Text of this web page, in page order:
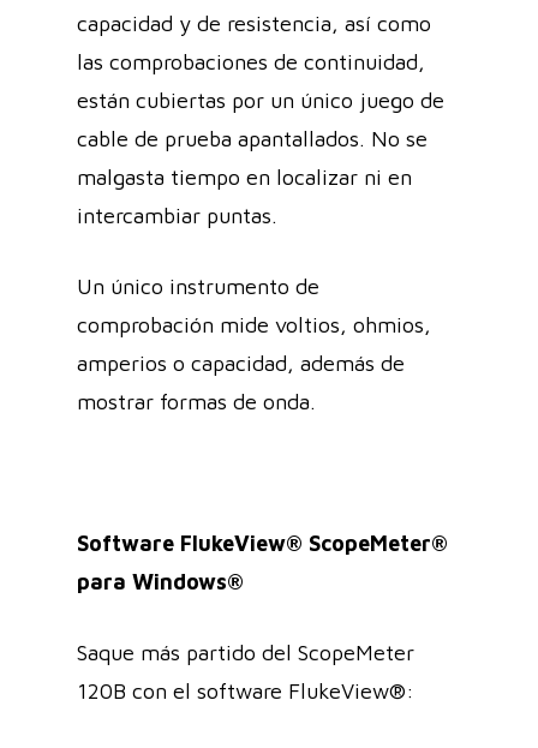
capacidad y de resistencia, así como
las comprobaciones de continuidad,
están cubiertas por un único juego de
cable de prueba apantallados. No se
malgasta tiempo en localizar ni en
intercambiar puntas.
Un único instrumento de
comprobación mide voltios, ohmios,
amperios o capacidad, además de
mostrar formas de onda.
Software FlukeView® ScopeMeter®
para Windows®
Saque más partido del ScopeMeter
120B con el software FlukeView®: